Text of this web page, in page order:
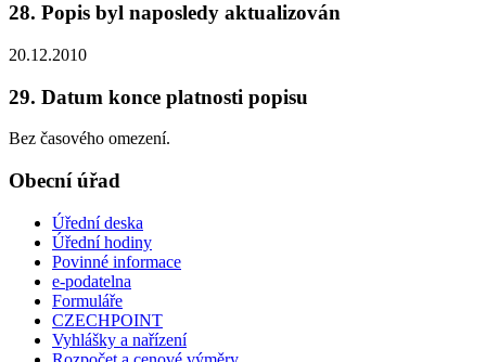
28. Popis byl naposledy aktualizován
20.12.2010
29. Datum konce platnosti popisu
Bez časového omezení.
Obecní úřad
Úřední deska
Úřední hodiny
Povinné informace
e-podatelna
Formuláře
CZECHPOINT
Vyhlášky a nařízení